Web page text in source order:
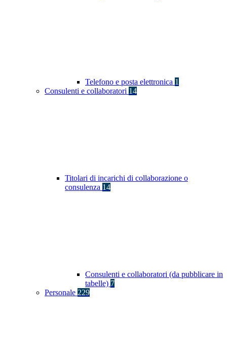
Telefono e posta elettronica 1
Consulenti e collaboratori 14
Titolari di incarichi di collaborazione o
consulenza 14
Consulenti e collaboratori (da pubblicare in
tabelle) 7
Personale 229